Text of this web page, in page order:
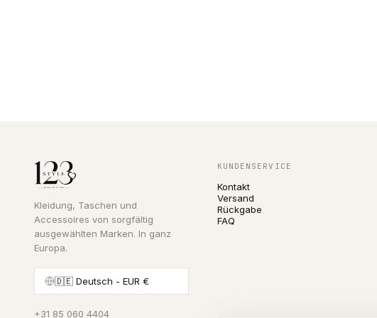
Kleidung, Taschen und
Accessoires von sorgfältig
ausgewählten Marken. In ganz
Europa.
🇩🇪 Deutsch - EUR €
+31 85 060 4404
KUNDENSERVICE
Kontakt
Versand
Rückgabe
FAQ